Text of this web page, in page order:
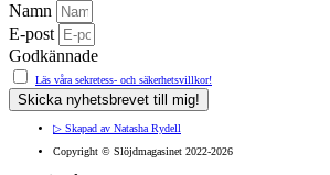
Namn
E-post
Godkännade
Läs våra sekretess- och säkerhetsvillkor!
Skicka nyhetsbrevet till mig!
▷ Skapad av Natasha Rydell
Copyright ©️ Slöjdmagasinet 2022-2026